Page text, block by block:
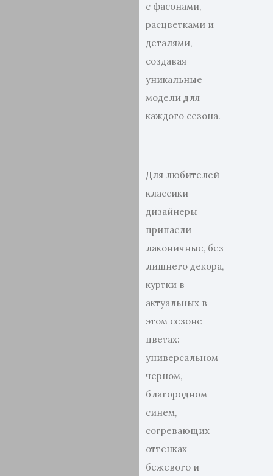
с фасонами,
расцветками и
деталями,
создавая
уникальные
модели для
каждого сезона.
Для любителей
классики
дизайнеры
припасли
лаконичные, без
лишнего декора,
куртки в
актуальных в
этом сезоне
цветах:
универсальном
черном,
благородном
синем,
согревающих
оттенках
бежевого и